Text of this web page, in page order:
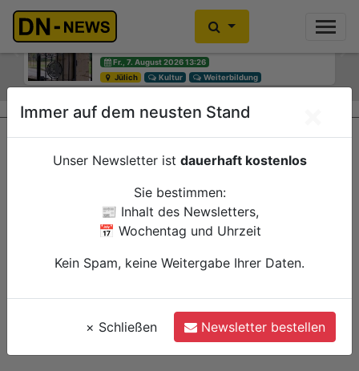
Diskussionen um Villa Buth:
Erinnerungsort oder Abriss?
Fr., 7. August 2026 13:26
Jülich
Kultur Weiterbildung
Einbrecher im Kleiderschrank
gefunden
Fr., 7. August 2026 10:30
Düren
Polizei
Previous
Immer auf dem neusten Stand
Unser Newsletter ist dauerhaft kostenlos
Sie bestimmen:
📰 Inhalt des Newsletters,
📅 Wochentag und Uhrzeit
Kein Spam, keine Weitergabe Ihrer Daten.
× Schließen Newsletter bestellen